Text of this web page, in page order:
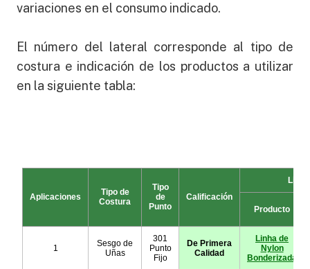
variaciones en el consumo indicado.
El número del lateral corresponde al tipo de
costura e indicación de los productos a utilizar
en la siguiente tabla: